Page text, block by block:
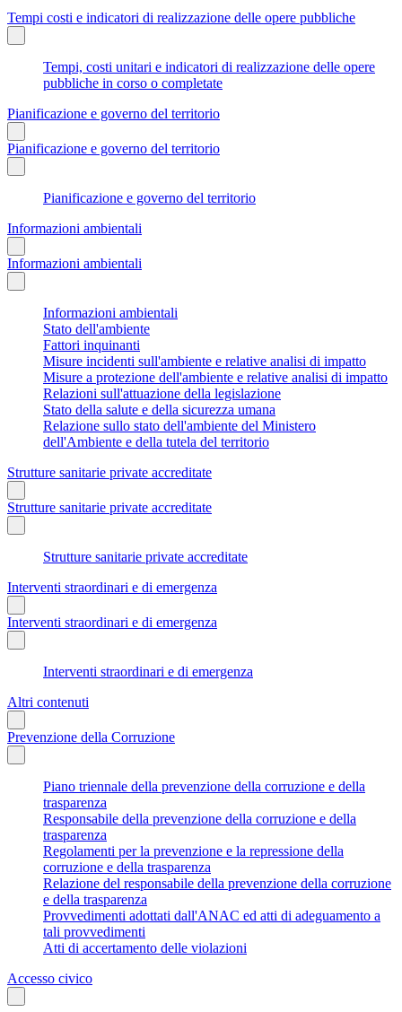
Tempi costi e indicatori di realizzazione delle opere pubbliche
Tempi, costi unitari e indicatori di realizzazione delle opere
pubbliche in corso o completate
Pianificazione e governo del territorio
Pianificazione e governo del territorio
Pianificazione e governo del territorio
Informazioni ambientali
Informazioni ambientali
Informazioni ambientali
Stato dell'ambiente
Fattori inquinanti
Misure incidenti sull'ambiente e relative analisi di impatto
Misure a protezione dell'ambiente e relative analisi di impatto
Relazioni sull'attuazione della legislazione
Stato della salute e della sicurezza umana
Relazione sullo stato dell'ambiente del Ministero
dell'Ambiente e della tutela del territorio
Strutture sanitarie private accreditate
Strutture sanitarie private accreditate
Strutture sanitarie private accreditate
Interventi straordinari e di emergenza
Interventi straordinari e di emergenza
Interventi straordinari e di emergenza
Altri contenuti
Prevenzione della Corruzione
Piano triennale della prevenzione della corruzione e della
trasparenza
Responsabile della prevenzione della corruzione e della
trasparenza
Regolamenti per la prevenzione e la repressione della
corruzione e della trasparenza
Relazione del responsabile della prevenzione della corruzione
e della trasparenza
Provvedimenti adottati dall'ANAC ed atti di adeguamento a
tali provvedimenti
Atti di accertamento delle violazioni
Accesso civico